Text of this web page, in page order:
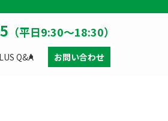
Q&A お問い合わせ
（平日9:30～18:30）